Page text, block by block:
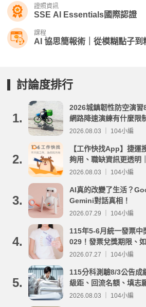
證照資訊
SSE AI Essentials國際認證
課程
AI 協思簡報術｜從模糊點子
討論度排行
1.
2026城鎮韌性防空演
網路降速演練有什麼限
事項整理
2026.08.03 ｜ 104小編
2.
【工作快找App】捷運
夠用、職缺資訊更透明
2026.08.03 ｜ 104小編
3.
AI真的改變了生活？
Gemini對話真相！
2026.07.29 ｜ 104小編
4.
115年5-6月統一發票
029！發票兌獎期限、
2026.07.27 ｜ 104小編
5.
115分科測驗8/3公告成
級距、回流名額、填志
分析
2026.08.03 ｜ 104小編